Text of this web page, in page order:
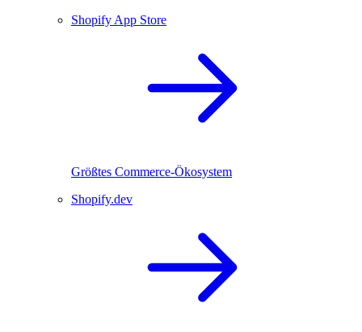
Shopify App Store
Größtes Commerce-Ökosystem
Shopify.dev